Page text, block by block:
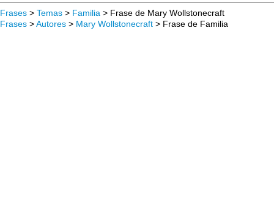
Frases > Temas > Familia > Frase de Mary Wollstonecraft
Frases >Autores > Mary Wollstonecraft > Frase de Familia